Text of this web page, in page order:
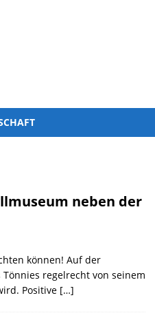
neben der
können! Auf der
regelrecht von seinem
Positive […]